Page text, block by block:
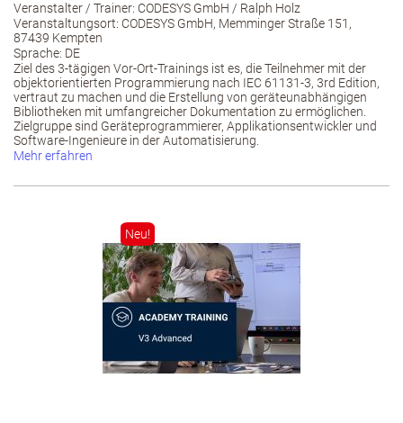
Veranstalter / Trainer: CODESYS GmbH / Ralph Holz
Veranstaltungsort: CODESYS GmbH, Memminger Straße 151,
87439 Kempten
Sprache: DE
Ziel des 3-tägigen Vor-Ort-Trainings ist es, die Teilnehmer mit der
objektorientierten Programmierung nach IEC 61131-3, 3rd Edition,
vertraut zu machen und die Erstellung von geräteunabhängigen
Bibliotheken mit umfangreicher Dokumentation zu ermöglichen.
Zielgruppe sind Geräteprogrammierer, Applikationsentwickler und
Software-Ingenieure in der Automatisierung.
Mehr erfahren
Neu!